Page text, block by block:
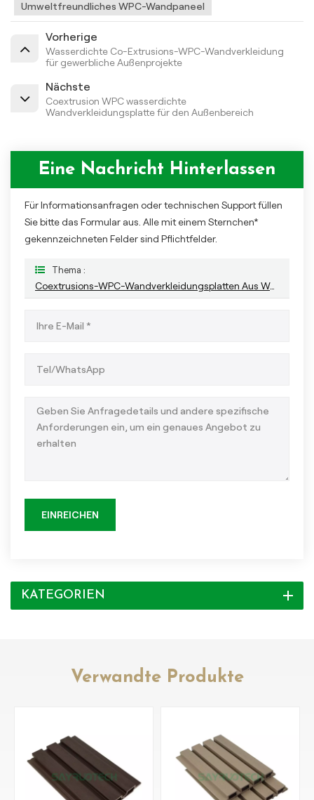
Umweltfreundliches WPC-Wandpaneel
Vorherige
Wasserdichte Co-Extrusions-WPC-Wandverkleidung
für gewerbliche Außenprojekte
Nächste
Coextrusion WPC wasserdichte
Wandverkleidungsplatte für den Außenbereich
Eine Nachricht Hinterlassen
Für Informationsanfragen oder technischen Support füllen
Sie bitte das Formular aus. Alle mit einem Sternchen*
gekennzeichneten Felder sind Pflichtfelder.
Thema :
Coextrusions-WPC-Wandverkleidungsplatten Aus Wasserdichtem Material
EINREICHEN
KATEGORIEN
Verwandte Produkte